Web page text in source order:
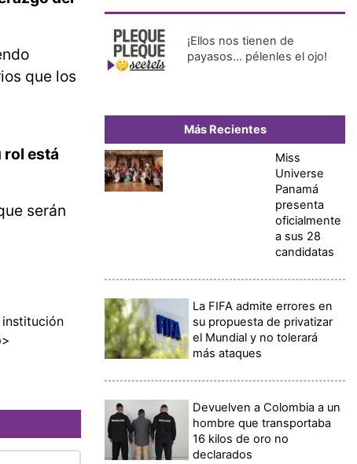
que los
rol está
serán
¡Ellos nos tienen de
payasos… pélenles el ojo!
Más Recientes
Miss
Universe
Panamá
presenta
oficialmente
a sus 28
candidatas
La FIFA admite errores en
su propuesta de privatizar
el Mundial y no tolerará
más ataques
Devuelven a Colombia a un
hombre que transportaba
16 kilos de oro no
declarados